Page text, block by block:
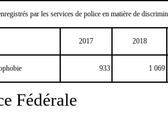
par les services de police en matière de
2017 2018
933 1 069
Fédérale